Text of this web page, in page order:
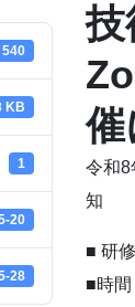
540
KB
1
20
28
技
催
令和
知
■ 研
■時間